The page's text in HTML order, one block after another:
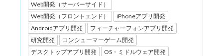
Web開発（サーバーサイド）
Web開発（フロントエンド）
iPhoneアプリ開発
Androidアプリ開発
フィーチャーフォンアプリ開発
研究開発
コンシューマーゲーム開発
デスクトップアプリ開発
OS・ミドルウェア開発